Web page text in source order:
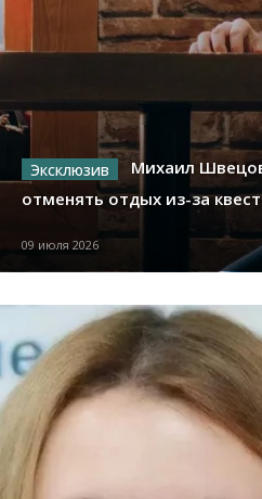
Михаил
отменять отдых из-за
09 июля 2026